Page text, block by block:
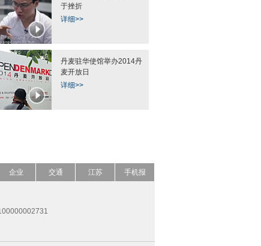
于挫折
详细>>
丹麦驻华使馆举办2014丹
麦开放日
详细>>
企业 交通 江苏 手机报